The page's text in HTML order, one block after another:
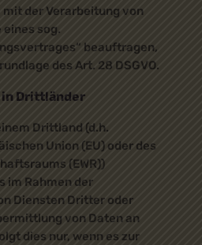
der Verarbeitung von
sog.
beauftragen,
des Art. 28 DSGVO.
Drittländer
Drittland (d.h.
Union (EU) oder des
(EWR))
im Rahmen der
Diensten Dritter oder
von Daten an
dies nur, wenn es zur